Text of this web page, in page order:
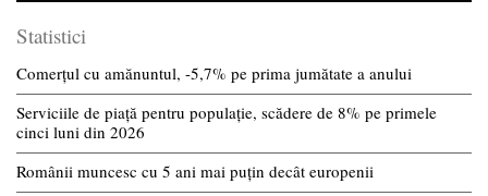
Statistici
Comerțul cu amănuntul, -5,7% pe prima jumătate a anului
Serviciile de piață pentru populație, scădere de 8% pe primele
cinci luni din 2026
Românii muncesc cu 5 ani mai puțin decât europenii